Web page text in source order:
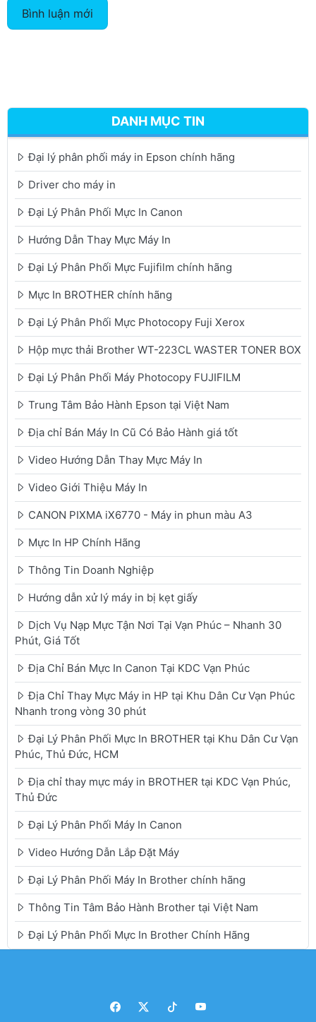
Bình luận mới
DANH MỤC TIN
Đại lý phân phối máy in Epson chính hãng
Driver cho máy in
Đại Lý Phân Phối Mực In Canon
Hướng Dẫn Thay Mực Máy In
Đại Lý Phân Phối Mực Fujifilm chính hãng
Mực In BROTHER chính hãng
Đại Lý Phân Phối Mực Photocopy Fuji Xerox
Hộp mực thải Brother WT-223CL WASTER TONER BOX
Đại Lý Phân Phối Máy Photocopy FUJIFILM
Trung Tâm Bảo Hành Epson tại Việt Nam
Địa chỉ Bán Máy In Cũ Có Bảo Hành giá tốt
Video Hướng Dẫn Thay Mực Máy In
Video Giới Thiệu Máy In
CANON PIXMA iX6770 - Máy in phun màu A3
Mực In HP Chính Hãng
Thông Tin Doanh Nghiệp
Hướng dẫn xử lý máy in bị kẹt giấy
Dịch Vụ Nạp Mực Tận Nơi Tại Vạn Phúc – Nhanh 30
Phút, Giá Tốt
Địa Chỉ Bán Mực In Canon Tại KDC Vạn Phúc
Địa Chỉ Thay Mực Máy in HP tại Khu Dân Cư Vạn Phúc
Nhanh trong vòng 30 phút
Đại Lý Phân Phối Mực In BROTHER tại Khu Dân Cư Vạn
Phúc, Thủ Đức, HCM
Địa chỉ thay mực máy in BROTHER tại KDC Vạn Phúc,
Thủ Đức
Đại Lý Phân Phối Máy In Canon
Video Hướng Dẫn Lắp Đặt Máy
Đại Lý Phân Phối Máy In Brother chính hãng
Thông Tin Tâm Bảo Hành Brother tại Việt Nam
Đại Lý Phân Phối Mực In Brother Chính Hãng